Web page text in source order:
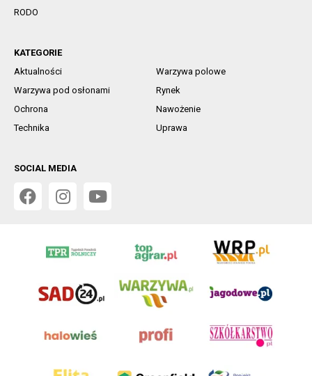
RODO
KATEGORIE
Aktualności
Warzywa polowe
Warzywa pod osłonami
Rynek
Ochrona
Nawożenie
Technika
Uprawa
SOCIAL MEDIA